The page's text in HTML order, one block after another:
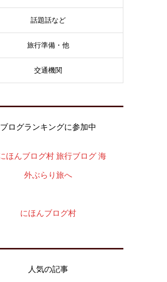
話題話など
旅行準備・他
交通機関
ブログランキングに参加中
にほんブログ村
人気の記事